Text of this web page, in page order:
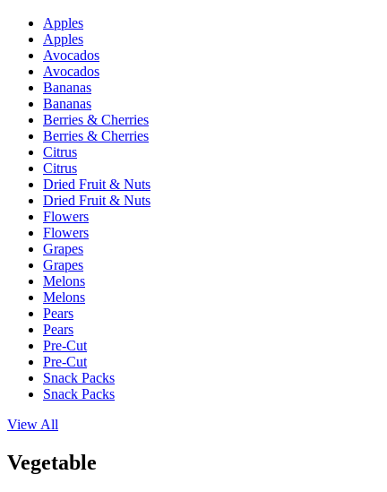
Apples
Apples
Avocados
Avocados
Bananas
Bananas
Berries & Cherries
Berries & Cherries
Citrus
Citrus
Dried Fruit & Nuts
Dried Fruit & Nuts
Flowers
Flowers
Grapes
Grapes
Melons
Melons
Pears
Pears
Pre-Cut
Pre-Cut
Snack Packs
Snack Packs
View All
Vegetable